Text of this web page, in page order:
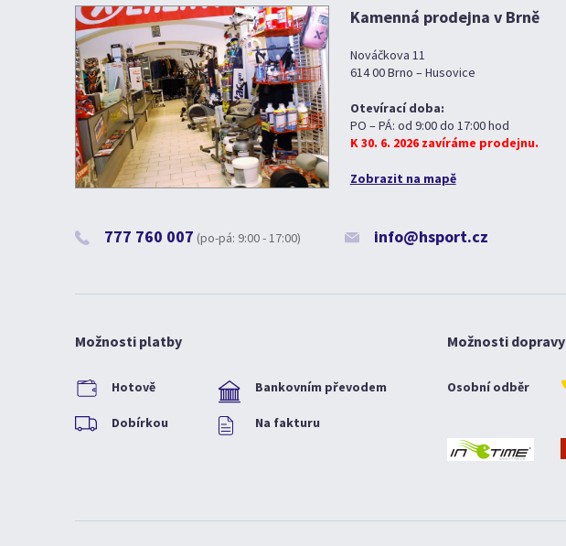
Kamenná prodejna v Brně
Nováčkova 11
614 00 Brno – Husovice
Otevírací doba:
PO – PÁ: od 9:00 do 17:00 hod
K 30. 6. 2026 zavíráme prodejnu.
Zobrazit na mapě
777 760 007 (po-pá: 9:00 - 17:00) info@hsport.cz
Možnosti platby
Hotově Bankovním převodem
Dobírkou Na fakturu
Možnosti dopravy
Osobní odběr